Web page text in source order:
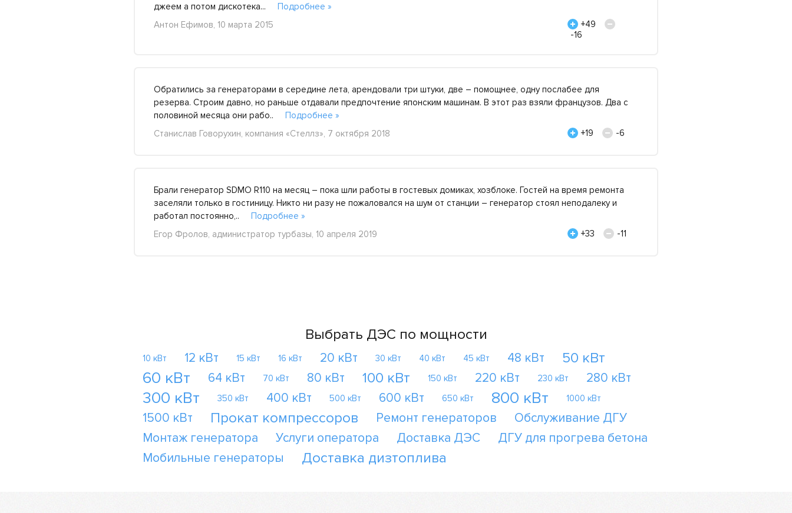
джеем а потом дискотека... Подробнее »
+49
-16
Антон Ефимов, 10 марта 2015
Обратились за генераторами в середине лета, арендовали три штуки, две – помощнее, одну послабее для
резерва. Строим давно, но раньше отдавали предпочтение японским машинам. В этот раз взяли французов. Два с
половиной месяца они рабо.. Подробнее »
+19
-6
Станислав Говорухин, компания «Стеллз», 7 октября 2018
Брали генератор SDMO R110 на месяц – пока шли работы в гостевых домиках, хозблоке. Гостей на время ремонта
заселяли только в гостиницу. Никто ни разу не пожаловался на шум от станции – генератор стоял неподалеку и
работал постоянно,.. Подробнее »
+33
-11
Егор Фролов, администратор турбазы, 10 апреля 2019
Выбрать ДЭС по мощности
10 кВт 12 кВт 15 кВт 16 кВт 20 кВт 30 кВт 40 кВт 45 кВт 48 кВт 50 кВт
60 кВт 64 кВт 70 кВт 80 кВт 100 кВт 150 кВт 220 кВт 230 кВт 280 кВт
300 кВт 350 кВт 400 кВт 500 кВт 600 кВт 650 кВт 800 кВт 1000 кВт
1500 кВт Прокат компрессоров Ремонт генераторов
Обслуживание ДГУ
Монтаж генератора
Услуги оператора Доставка ДЭС
ДГУ для прогрева бетона
Мобильные генераторы
Доставка дизтоплива